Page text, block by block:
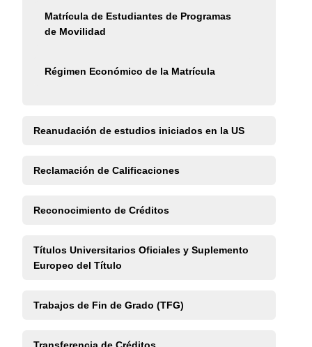
Matrícula de Estudiantes de Programas
de Movilidad
Régimen Económico de la Matrícula
Reanudación de estudios iniciados en la US
Reclamación de Calificaciones
Reconocimiento de Créditos
Títulos Universitarios Oficiales y Suplemento
Europeo del Título
Trabajos de Fin de Grado (TFG)